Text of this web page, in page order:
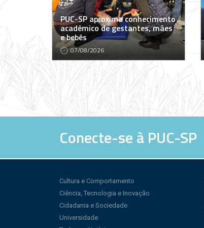
PUC-SP aproxima conhecimento
acadêmico de gestantes, mães
e bebês
07/08/2026
Conecte-se à PUC-SP
Cultura e Comportamento
Ciência, Tecnologia e Inovação
Cidadania e Sociedade
Universidade